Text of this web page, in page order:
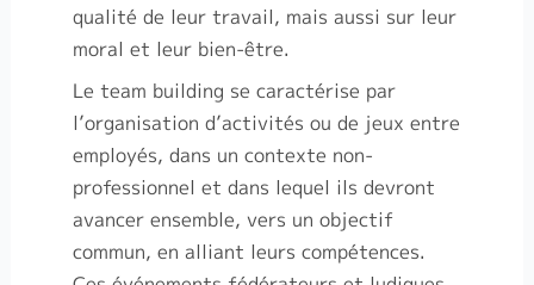
qualité de leur travail, mais aussi sur leur
moral et leur bien-être.
Le team building se caractérise par
l’organisation d’activités ou de jeux entre
employés, dans un contexte non-
professionnel et dans lequel ils devront
avancer ensemble, vers un objectif
commun, en alliant leurs compétences.